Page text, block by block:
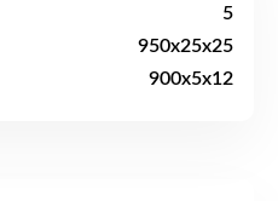
5
950x25x25
900x5x12